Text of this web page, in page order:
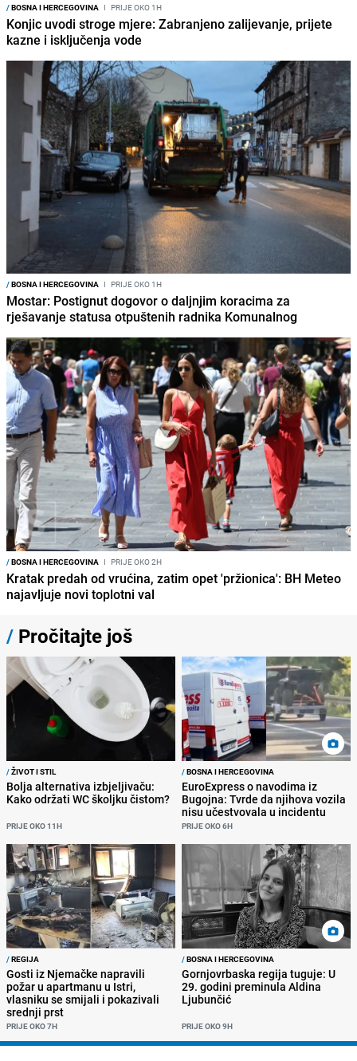
/BOSNA I HERCEGOVINA I PRIJE OKO 1H
Konjic uvodi stroge mjere: Zabranjeno zalijevanje, prijete
kazne i isključenja vode
/BOSNA I HERCEGOVINA I PRIJE OKO 1H
Mostar: Postignut dogovor o daljnjim koracima za
rješavanje statusa otpuštenih radnika Komunalnog
/BOSNA I HERCEGOVINA I PRIJE OKO 2H
Kratak predah od vrućina, zatim opet 'pržionica': BH Meteo
najavljuje novi toplotni val
/ Pročitajte još
/ŽIVOT I STIL
Bolja alternativa izbjeljivaču:
Kako održati WC školjku čistom?
PRIJE OKO 11H
/BOSNA I HERCEGOVINA
EuroExpress o navodima iz
Bugojna: Tvrde da njihova vozila
nisu učestvovala u incidentu
PRIJE OKO 6H
/REGIJA
Gosti iz Njemačke napravili
požar u apartmanu u Istri,
vlasniku se smijali i pokazivali
srednji prst
PRIJE OKO 7H
/BOSNA I HERCEGOVINA
Gornjovrbaska regija tuguje: U
29. godini preminula Aldina
Ljubunčić
PRIJE OKO 9H